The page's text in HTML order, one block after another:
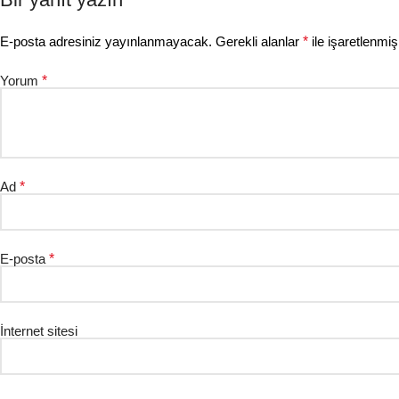
E-posta adresiniz yayınlanmayacak. Gerekli alanlar * ile
Yorum *
Ad *
E-posta *
İnternet sitesi